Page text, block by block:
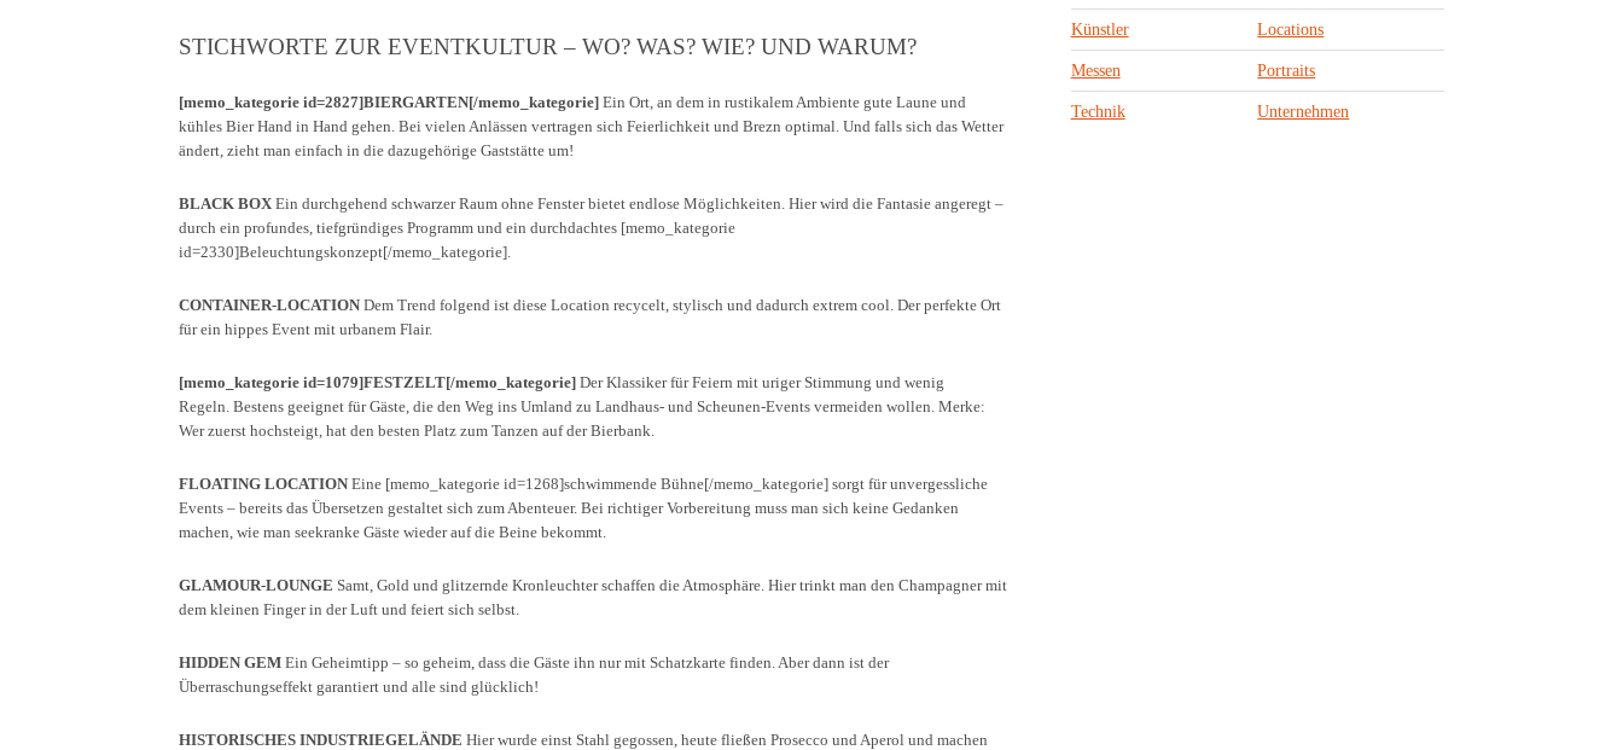
STICHWORTE ZUR EVENTKULTUR – WO? WAS? WIE? UND WARUM?
[memo_kategorie id=2827]BIERGARTEN[/memo_kategorie] Ein Ort, an dem in rustikalem Ambiente gute Laune und
kühles Bier Hand in Hand gehen. Bei vielen Anlässen vertragen sich Feierlichkeit und Brezn optimal. Und falls sich das Wetter
ändert, zieht man einfach in die dazugehörige Gaststätte um!
BLACK BOX Ein durchgehend schwarzer Raum ohne Fenster bietet endlose Möglichkeiten. Hier wird die Fantasie angeregt –
durch ein profundes, tiefgründiges Programm und ein durchdachtes [memo_kategorie
id=2330]Beleuchtungskonzept[/memo_kategorie].
CONTAINER-LOCATION Dem Trend folgend ist diese Location recycelt, stylisch und dadurch extrem cool. Der perfekte Ort
für ein hippes Event mit urbanem Flair.
[memo_kategorie id=1079]FESTZELT[/memo_kategorie] Der Klassiker für Feiern mit uriger Stimmung und wenig
Regeln. Bestens geeignet für Gäste, die den Weg ins Umland zu Landhaus- und Scheunen-Events vermeiden wollen. Merke:
Wer zuerst hochsteigt, hat den besten Platz zum Tanzen auf der Bierbank.
FLOATING LOCATION Eine [memo_kategorie id=1268]schwimmende Bühne[/memo_kategorie] sorgt für unvergessliche
Events – bereits das Übersetzen gestaltet sich zum Abenteuer. Bei richtiger Vorbereitung muss man sich keine Gedanken
machen, wie man seekranke Gäste wieder auf die Beine bekommt.
GLAMOUR-LOUNGE Samt, Gold und glitzernde Kronleuchter schaffen die Atmosphäre. Hier trinkt man den Champagner mit
dem kleinen Finger in der Luft und feiert sich selbst.
HIDDEN GEM Ein Geheimtipp – so geheim, dass die Gäste ihn nur mit Schatzkarte finden. Aber dann ist der
Überraschungseffekt garantiert und alle sind glücklich!
HISTORISCHES INDUSTRIEGELÄNDE Hier wurde einst Stahl gegossen, heute fließen Prosecco und Aperol und machen
Künstler Locations
Messen Portraits
Technik Unternehmen